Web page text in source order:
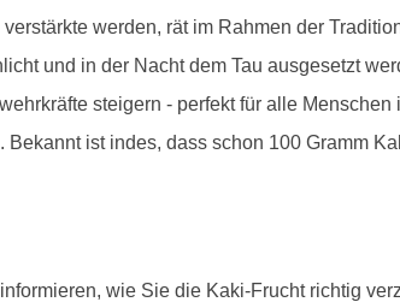
werden, rät im Rahmen der
und in der Nacht dem Tau ausgesetzt
steigern - perfekt für alle Menschen
ist indes, dass schon 100 Gramm
wie Sie die Kaki-Frucht richtig